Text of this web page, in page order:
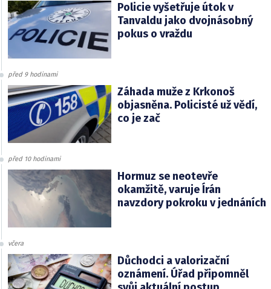
Policie vyšetřuje útok v
Tanvaldu jako dvojnásobný
pokus o vraždu
před 9 hodinami
Záhada muže z Krkonoš
objasněna. Policisté už vědí,
co je zač
před 10 hodinami
Hormuz se neotevře
okamžitě, varuje Írán
navzdory pokroku v jednáních
včera
Důchodci a valorizační
oznámení. Úřad připomněl